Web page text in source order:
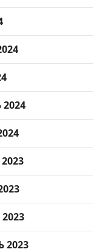
2023